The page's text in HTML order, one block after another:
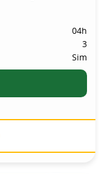
04h
3
Sim